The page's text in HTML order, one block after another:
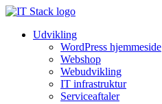
Udvikling
WordPress hjemmeside
Webshop
Webudvikling
IT infrastruktur
Serviceaftaler